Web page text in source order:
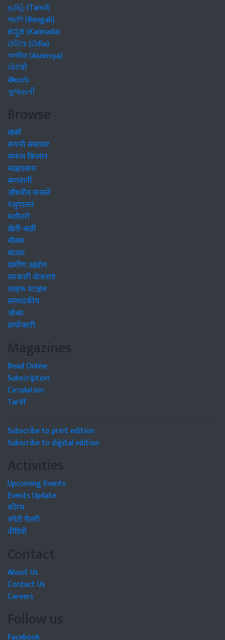
தமிழ் (Tamil)
বাঙালি (Bengali)
ಕನ್ನಡ (Kannada)
ଓଡିଆ (Odia)
অসমীয়া (Asomiya)
ਪੰਜਾਬੀ
తెలుగు
ગુજરાતી
Browse
खबरें
कंपनी समाचार
सफल किसान
साक्षात्कार
बागवानी
औषधीय फसलें
पशुपालन
मशीनरी
खेती-बाड़ी
मौसम
बाजार
ग्रामीण उद्द्योग
सरकारी योजनाएं
लाइफ स्टाइल
सम्पादकीय
जॉब्स
डायरेक्टरी
Magazines
Read Online
Subscription
Circulation
Tariff
Subscribe to print edition
Subscribe to digital edition
Activities
Upcoming Events
Events Update
फोरम
फोटो गैलरी
वीडियो
Contact
About Us
Contact Us
Careers
Follow us